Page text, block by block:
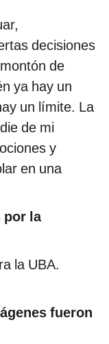
decisiones
de
ya hay un
un límite. La
de mi
y
en una
por la
la UBA.
fueron